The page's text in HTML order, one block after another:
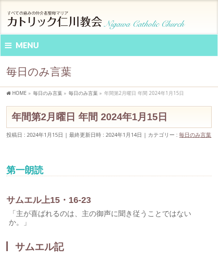
MENU
毎日のみ言葉
HOME » 毎日のみ言葉 » 毎日のみ言葉 » 年間第2月曜日 年間 2024年1月15日
年間第2月曜日 年間 2024年1月15日
投稿日 : 2024年1月15日 最終更新日時 : 2024年1月14日 カテゴリー :毎日のみ言葉
第一朗読
サムエル上15・16-23
「主が喜ばれるのは、主の御声に聞き従うことではない
か。」
サムエル記